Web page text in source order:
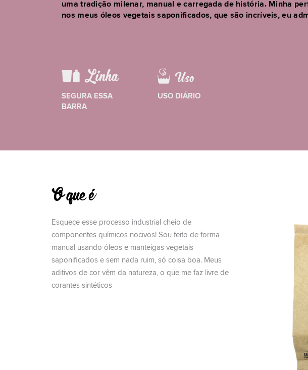
uma tradição milenar, manual e carregada de história. Minha
nos meus óleos vegetais saponificados, que são incríveis, eu
SEGURA ESSA
BARRA
USO DIÁRIO
O que é
Esquece esse processo industrial cheio de
componentes químicos nocivos! Sou feito de forma
manual usando óleos e manteigas vegetais
saponificados e sem nada ruim, só coisa boa. Meus
aditivos de cor vêm da natureza, o que me faz livre de
corantes sintéticos